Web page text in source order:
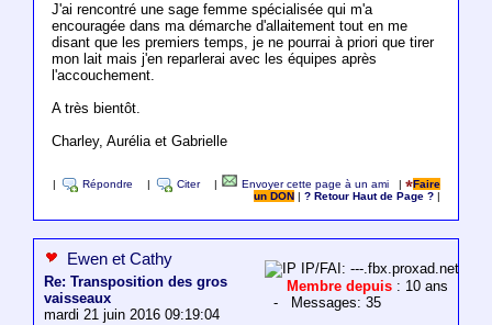
J'ai rencontré une sage femme spécialisée qui m'a
encouragée dans ma démarche d'allaitement tout en me
disant que les premiers temps, je ne pourrai à priori que tirer
mon lait mais j'en reparlerai avec les équipes après
l'accouchement.
A très bientôt.
Charley, Aurélia et Gabrielle
Répondre Citer Envoyer cette page à un ami |
Faire
un DON
|? Retour Haut de Page ?
Ewen et Cathy
Re: Transposition des gros
vaisseaux
mardi 21 juin 2016 09:19:04
IP/FAI: ---.fbx.proxad.net
Membre depuis : 10 ans
- Messages: 35